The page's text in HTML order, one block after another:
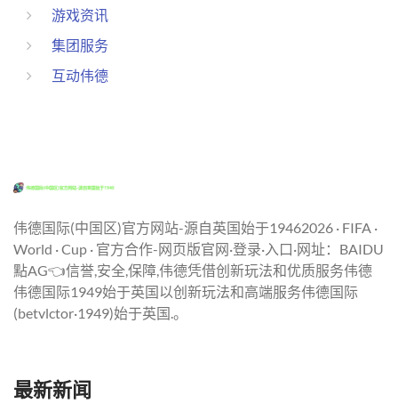
游戏资讯
集团服务
互动伟德
伟德国际(中国区)官方网站-源自英国始于19462026 · FIFA ·
World · Cup · 官方合作-网页版官网·登录·入口·网址：BAIDU
點AG👈信誉,安全,保障,伟德凭借创新玩法和优质服务伟德
伟德国际1949始于英国以创新玩法和高端服务伟德国际
(betvlctor·1949)始于英国.。
最新新闻